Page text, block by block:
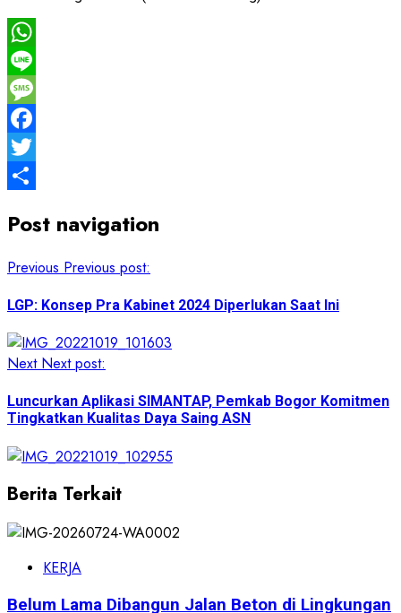
WhatsApp
Line
Message
Facebook
Twitter
Post navigation
Previous Previous post:
LGP: Konsep Pra Kabinet 2024 Diperlukan Saat Ini
Next Next post:
Luncurkan Aplikasi SIMANTAP, Pemkab Bogor Komitmen
Tingkatkan Kualitas Daya Saing ASN
Berita Terkait
KERJA
Belum Lama Dibangun Jalan Beton di Lingkungan